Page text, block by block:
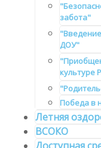
забота"
ДОУ"
культуре
Победа в
Летняя
ВСОКО